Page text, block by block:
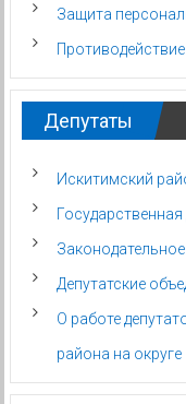
Защита
Депутаты
Искитимский
Депутатские
О работе
района на округе